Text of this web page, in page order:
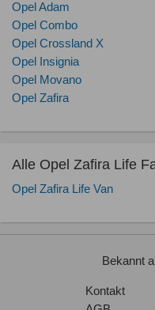
Opel Adam
Opel Combo
Opel Crossland X
Opel Insignia
Opel Movano
Opel Zafira
Alle Opel Zafira Life
Opel Zafira Life Van
Bekannt
Kontakt